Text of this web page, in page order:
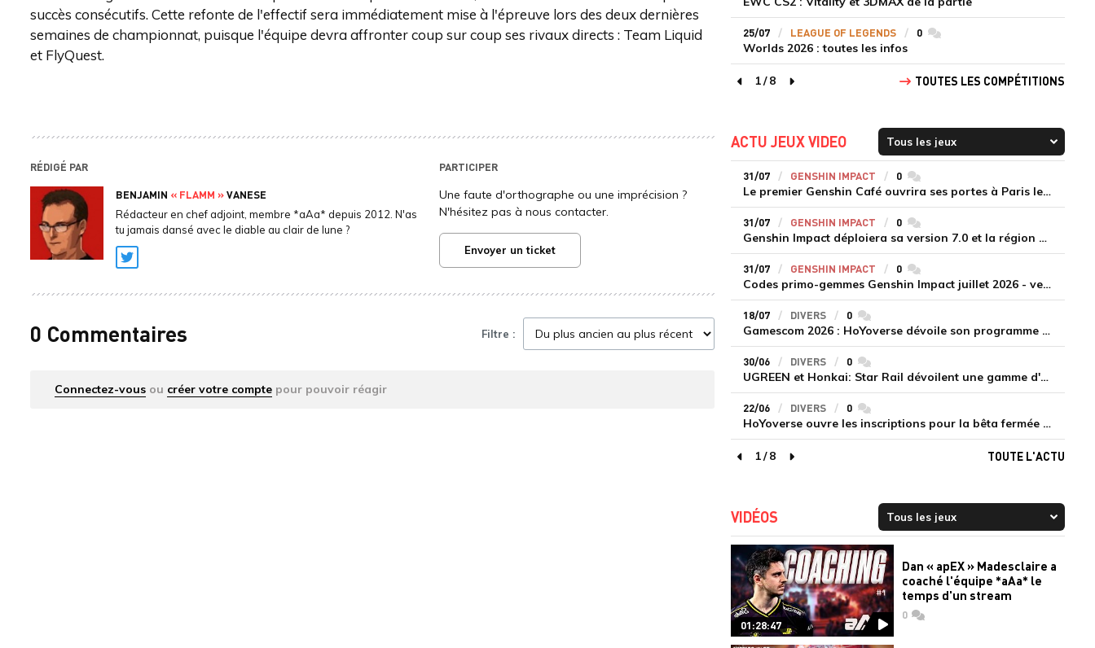
succès consécutifs. Cette refonte de l'effectif sera immédiatement mise à l'épreuve lors des deux dernières
semaines de championnat, puisque l'équipe devra affronter coup sur coup ses rivaux directs : Team Liquid
et FlyQuest.
RÉDIGÉ PAR
BENJAMIN « FLAMM »VANESE
Rédacteur en chef adjoint, membre *aAa* depuis 2012. N'as
tu jamais dansé avec le diable au clair de lune ?
Twitter
PARTICIPER
Une faute d'orthographe ou une imprécision ?
N'hésitez pas à nous contacter.
Envoyer un ticket
0 Commentaires Filtre :
Connectez-vous ou créer votre compte pour pouvoir réagir
25/07 LEAGUE OF LEGENDS 0commentaires
Worlds 2026 : toutes les infos
page précédente
1/8
page suivante
TOUTES LES COMPÉTITIONS
ACTU JEUX VIDEO
31/07 GENSHIN IMPACT 0commentaires
Le premier Genshin Café ouvrira ses portes à Paris le 14 août
31/07 GENSHIN IMPACT 0commentaires
Genshin Impact déploiera sa version 7.0 et la région de Snezhnaya le 12 août
31/07 GENSHIN IMPACT 0commentaires
Codes primo-gemmes Genshin Impact juillet 2026 - version 7.0
18/07 DIVERS 0commentaires
Gamescom 2026 : HoYoverse dévoile son programme et présente deux nouveaux jeux inédits
30/06 DIVERS 0commentaires
UGREEN et Honkai: Star Rail dévoilent une gamme d'accessoires de recharge en édition limitée
22/06 DIVERS 0commentaires
HoYoverse ouvre les inscriptions pour la bêta fermée de Honkai : Nexus Anima
page précédente
1/8
page suivante
TOUTE L'ACTU
VIDÉOS
01:28:47
Dan « apEX » Madesclaire a
coaché l'équipe *aAa* le
temps d'un stream
0commentaires